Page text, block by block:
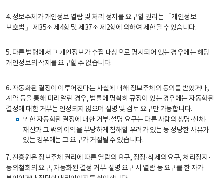
4. 정보주체가 개인정보 열람 및 처리 정지를 요구할 권리는 「개인정보
보호법」 제35조 제4항 및 제37조 제2항에 의하여 제한될 수 있습니다.
5. 다른 법령에서 그 개인정보가 수집 대상으로 명시되어 있는 경우에는 해당
개인정보의 삭제를 요구할 수 없습니다.
6. 자동화된 결정이 이루어진다는 사실에 대해 정보주체의 동의를 받았거나,
계약 등을 통해 미리 알린 경우, 법률에 명확히 규정이 있는 경우에는 자동화된
결정에 대한 거부는 인정되지 않으며 설명 및 검토 요구만 가능합니다.
또한 자동화된 결정에 대한 거부·설명 요구는 다른 사람의 생명·신체·
재산과 그 밖의 이익을 부당하게 침해할 우려가 있는 등 정당한 사유가
있는 경우에는 그 요구가 거절될 수 있습니다.
7. 진흥원은 정보주체 권리에 따른 열람의 요구, 정정·삭제의 요구, 처리정지·
동의철회의 요구, 자동화된 결정 거부·설명 요구 시 열람 등 요구를 한 자가